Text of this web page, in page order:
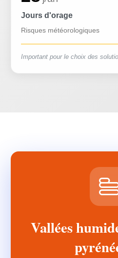
Jours d'orage
Risques météorologiques
Important pour le choix des
Vallées